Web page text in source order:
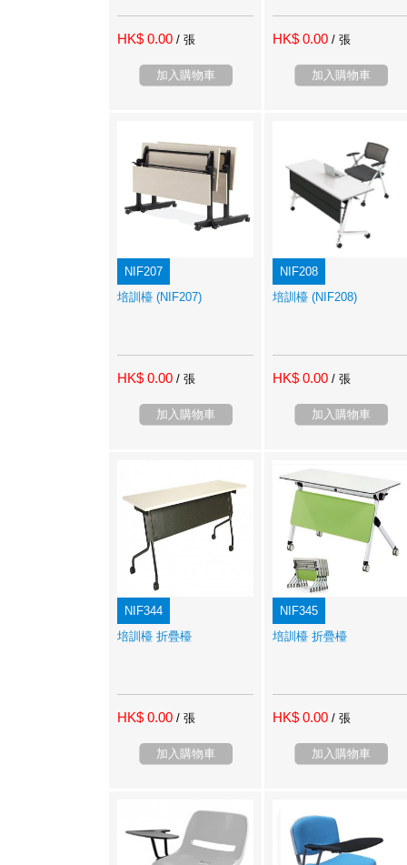
HK$ 0.00 / 張
加入購物車
HK$ 0.00 / 張
加入購物車
NIF207
培訓檯 (NIF207)
HK$ 0.00 / 張
加入購物車
NIF208
培訓檯 (NIF208)
HK$ 0.00 / 張
加入購物車
NIF344
培訓檯 折疊檯
HK$ 0.00 / 張
加入購物車
NIF345
培訓檯 折疊檯
HK$ 0.00 / 張
加入購物車